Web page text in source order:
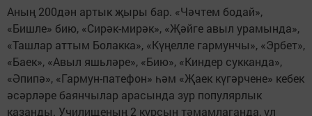
Аның 200дән артык җыры бар. «Чәчтем бодай»,
«Бишле» бию, «Сирәк-мирәк», «Җәйге авыл урамында»,
«Ташлар аттым Болакка», «Күңелле гармунчы», «Эрбет»,
«Баек», «Авыл яшьләре», «Бию», «Киндер сукканда»,
«Әпипә», «Гармун-патефон» һәм «Җаек күгәрчене» кебек
әсәрләре баянчылар арасында зур популярлык
казанды. Училищеның 2 курсын тәмамлаганда, ул